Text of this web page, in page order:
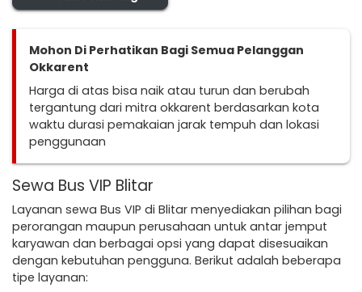
Mohon Di Perhatikan Bagi Semua Pelanggan
Okkarent
Harga di atas bisa naik atau turun dan berubah
tergantung dari mitra okkarent berdasarkan kota
waktu durasi pemakaian jarak tempuh dan lokasi
penggunaan
Sewa Bus VIP Blitar
Layanan sewa Bus VIP di Blitar menyediakan pilihan bagi
perorangan maupun perusahaan untuk antar jemput
karyawan dan berbagai opsi yang dapat disesuaikan
dengan kebutuhan pengguna. Berikut adalah beberapa
tipe layanan: